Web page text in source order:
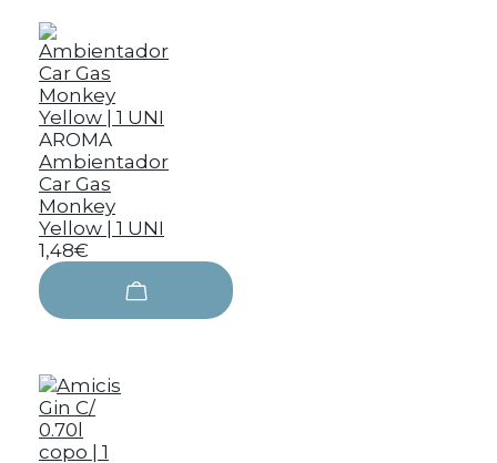
AROMA
Ambientador
Car Gas
Monkey
Yellow | 1 UNI
1,48€